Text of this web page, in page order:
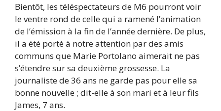
Bientôt, les téléspectateurs de M6 pourront voir
le ventre rond de celle qui a ramené l’animation
de l’émission à la fin de l’année dernière. De plus,
il a été porté à notre attention par des amis
communs que Marie Portolano aimerait ne pas
s’étendre sur sa deuxième grossesse. La
journaliste de 36 ans ne garde pas pour elle sa
bonne nouvelle ; dit-elle à son mari et à leur fils
James, 7 ans.